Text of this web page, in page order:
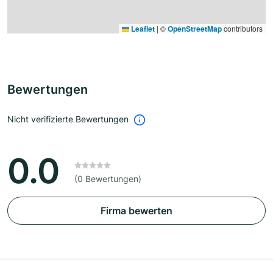
Leaflet | ©OpenStreetMapcontributors
Bewertungen
Nicht verifizierte Bewertungen
0.0 (0 Bewertungen)
Firma bewerten